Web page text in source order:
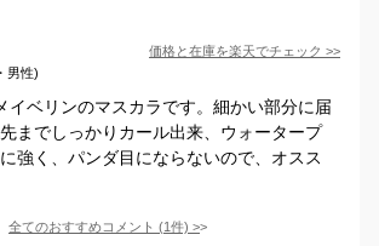
価格と在庫を楽天でチェック >>
男性)
イベリンのマスカラです。細かい部分に届
までしっかりカール出来、ウォータープ
強く、パンダ目にならないので、オスス
全てのおすすめコメント (1件) >